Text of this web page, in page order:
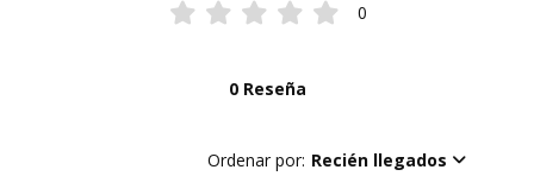
0
0 Reseña
Ordenar por: Recién llegados